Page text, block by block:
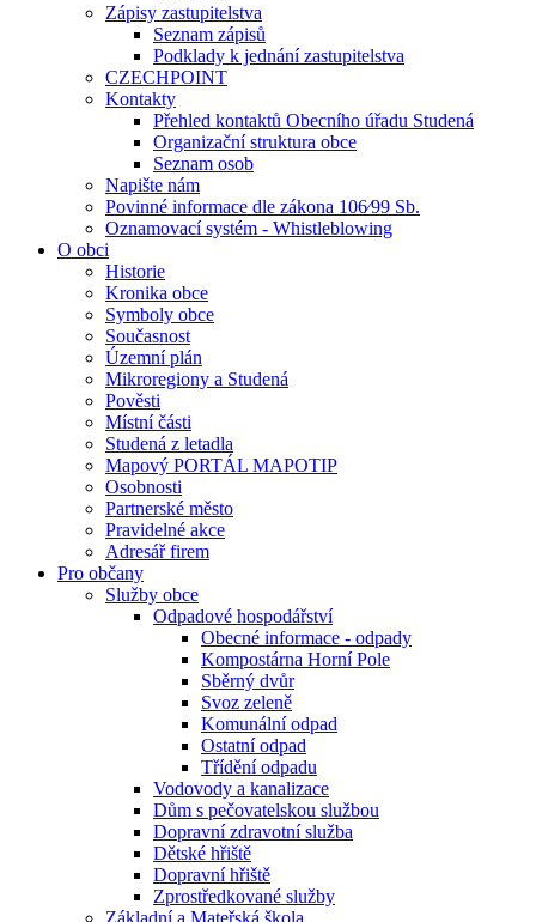
Zápisy zastupitelstva
Seznam zápisů
Podklady k jednání zastupitelstva
CZECHPOINT
Kontakty
Přehled kontaktů Obecního úřadu Studená
Organizační struktura obce
Seznam osob
Napište nám
Povinné informace dle zákona 106⁄99 Sb.
Oznamovací systém - Whistleblowing
O obci
Historie
Kronika obce
Symboly obce
Současnost
Územní plán
Mikroregiony a Studená
Pověsti
Místní části
Studená z letadla
Mapový PORTÁL MAPOTIP
Osobnosti
Partnerské město
Pravidelné akce
Adresář firem
Pro občany
Služby obce
Odpadové hospodářství
Obecné informace - odpady
Kompostárna Horní Pole
Sběrný dvůr
Svoz zeleně
Komunální odpad
Ostatní odpad
Třídění odpadu
Vodovody a kanalizace
Dům s pečovatelskou službou
Dopravní zdravotní služba
Dětské hřiště
Dopravní hřiště
Zprostředkované služby
Základní a Mateřská škola